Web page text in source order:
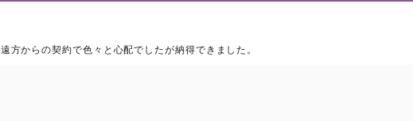
遠方からの契約で色々と心配でしたが納得できました。